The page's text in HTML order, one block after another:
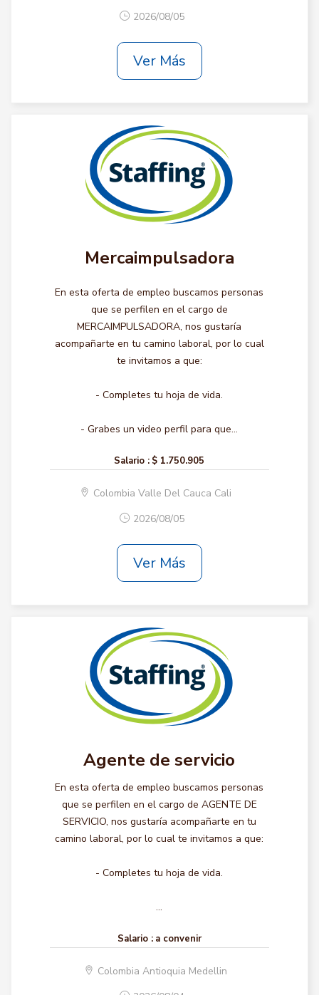
2026/08/05
Ver Más
Mercaimpulsadora
En esta oferta de empleo buscamos personas
que se perfilen en el cargo de
MERCAIMPULSADORA, nos gustaría
acompañarte en tu camino laboral, por lo cual
te invitamos a que:
- Completes tu hoja de vida.
- Grabes un video perfil para que...
Salario : $ 1.750.905
Colombia Valle Del Cauca Cali
2026/08/05
Ver Más
Agente de servicio
En esta oferta de empleo buscamos personas
que se perfilen en el cargo de AGENTE DE
SERVICIO, nos gustaría acompañarte en tu
camino laboral, por lo cual te invitamos a que:
- Completes tu hoja de vida.
...
Salario : a convenir
Colombia Antioquia Medellin